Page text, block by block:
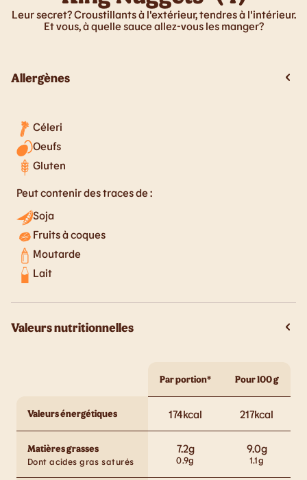
Leur secret? Croustillants à l'extérieur, tendres à l'intérieur.
Et vous, à quelle sauce allez-vous les manger?
Allergènes
Céleri
Oeufs
Gluten
Peut contenir des traces de :
Soja
Fruits à coques
Moutarde
Lait
Valeurs nutritionnelles
Par portion* Pour 100 g
Valeurs énergétiques 174kcal 217kcal
Matières grasses 7.2g 9.0g
Dont acides gras saturés 0.9g 1.1g